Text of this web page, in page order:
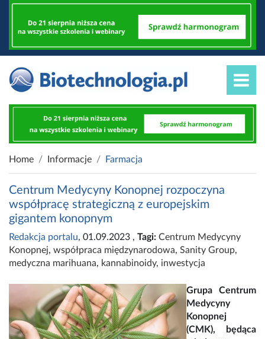
Home Informacje Farmacja
Centrum Medycyny Konopnej rozpoczyna
współpracę strategiczną z europejskim
gigantem konopnym
Redakcja portalu, 01.09.2023 , Tagi: Centrum Medycyny
Konopnej, współpraca międzynarodowa, Sanity Group,
medyczna marihuana, kannabinoidy, inwestycja
Grupa Centrum
Medycyny
Konopnej
(CMK), będąca